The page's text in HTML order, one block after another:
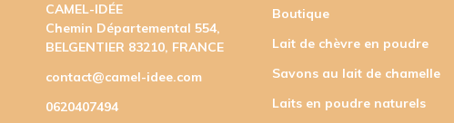
CAMEL-IDÉE
Chemin Départemental 554,
BELGENTIER 83210, FRANCE
contact@camel-idee.com
0620407494
Boutique
Lait de chèvre en poudre
Savons au lait de chamelle
Laits en poudre naturels